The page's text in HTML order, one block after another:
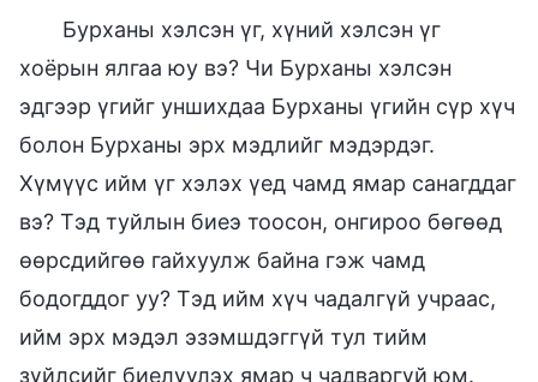
Бурханы хэлсэн үг, хүний хэлсэн үг
хоёрын ялгаа юу вэ? Чи Бурханы хэлсэн
эдгээр үгийг уншихдаа Бурханы үгийн сүр хүч
болон Бурханы эрх мэдлийг мэдэрдэг.
Хүмүүс ийм үг хэлэх үед чамд ямар санагддаг
вэ? Тэд туйлын биеэ тоосон, онгироо бөгөөд
өөрсдийгөө гайхуулж байна гэж чамд
бодогддог уу? Тэд ийм хүч чадалгүй учраас,
ийм эрх мэдэл эзэмшдэггүй тул тийм
зүйлсийг биелүүлэх ямар ч чадваргүй юм.